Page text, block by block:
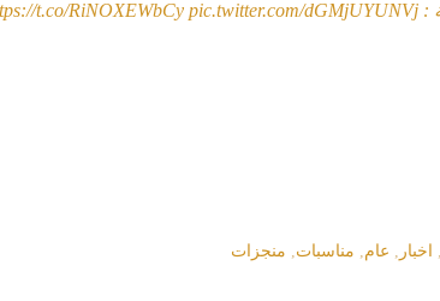
:
t.co/RiNOXEWbCy pic.twitter.com/dGMjUYUNVj
اخبار عام مناسبات منجزات